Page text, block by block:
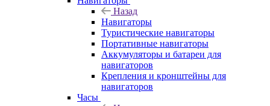
Назад
Навигаторы
Туристические навигаторы
Портативные навигаторы
Аккумуляторы и батареи для
навигаторов
Крепления и кронштейны для
навигаторов
Часы